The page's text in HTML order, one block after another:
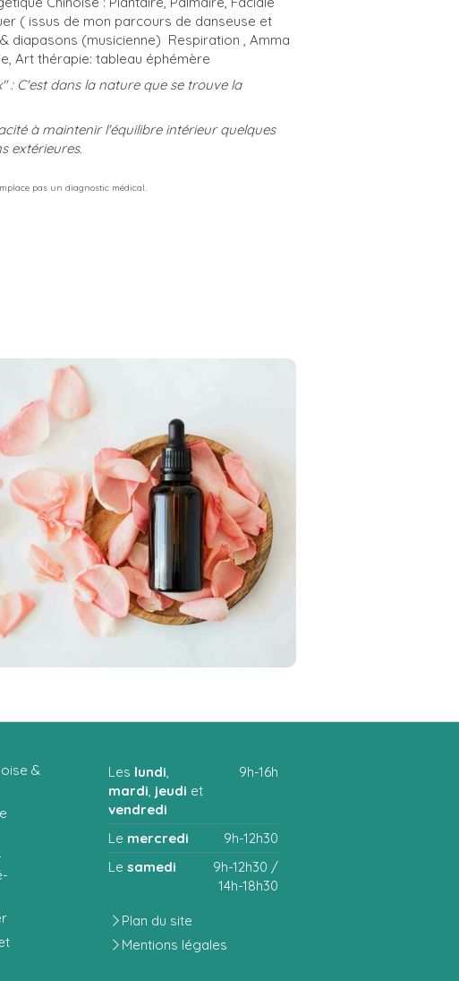
( issus de mon parcours de danseuse et
diapasons (musicienne) ️ Respiration , Amma
Art thérapie: tableau éphémère
: C'est dans la nature que se trouve la
à maintenir l'équilibre intérieur quelques
extérieures.
pas un diagnostic médical.
&
Les lundi,
mardi, jeudi et
vendredi
9h-16h
Le mercredi
9h-12h30
Le samedi
9h-12h30 /
14h-18h30
Plan du site
Mentions légales